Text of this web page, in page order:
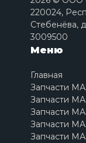
220024,
Стебенёва,
3009500
Меню
Главная
Запчасти
Запчасти
Запчасти
Запчасти
Запчасти